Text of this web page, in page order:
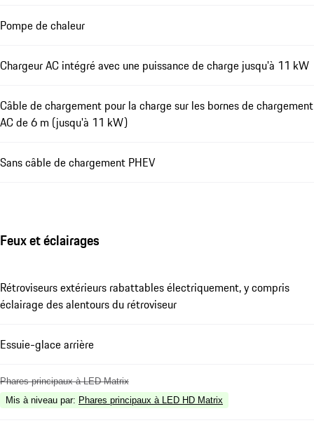
Pompe de chaleur
Chargeur AC intégré avec une puissance de charge jusqu'à 11 kW
Câble de chargement pour la charge sur les bornes de chargement
AC de 6 m (jusqu'à 11 kW)
Sans câble de chargement PHEV
Feux et éclairages
Rétroviseurs extérieurs rabattables électriquement, y compris
éclairage des alentours du rétroviseur
Essuie-glace arrière
Phares principaux à LED Matrix
Mis à niveau par: Phares principaux à LED HD Matrix